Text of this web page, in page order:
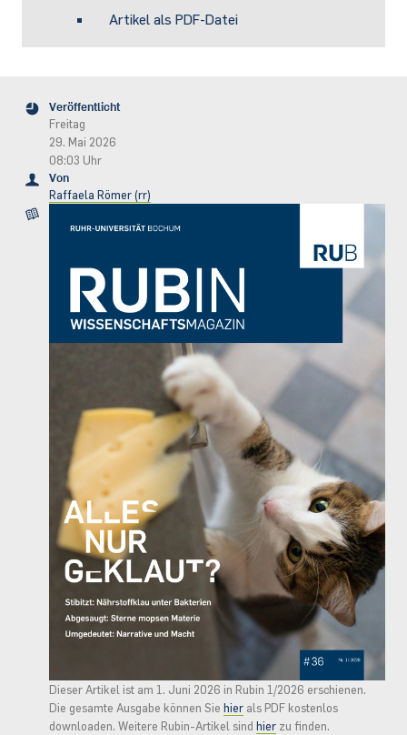
Artikel als PDF-Datei
Veröffentlicht
Freitag
29. Mai 2026
08:03 Uhr
Von
Raffaela Römer (rr)
Dieser Artikel ist am 1. Juni 2026 in Rubin 1/2026 erschienen.
Die gesamte Ausgabe können Sie hierals PDF kostenlos
downloaden. Weitere Rubin-Artikel sind hierzu finden.